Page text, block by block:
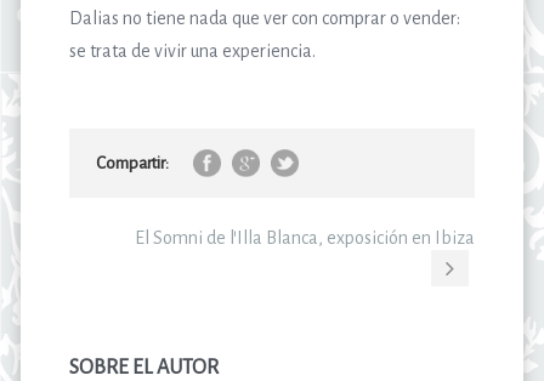
Dalias no tiene nada que ver con comprar o vender:
se trata de vivir una experiencia.
Compartir:
El Somni de l’Illa Blanca, exposición en Ibiza
SOBRE EL AUTOR